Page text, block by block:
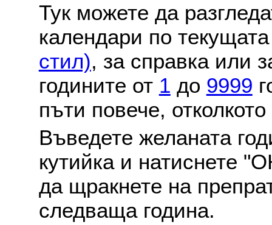
Тук можете да
календари по
стил), за справка или
годините от 1 до 9999
пъти повече,
Въведете желаната
кутийка и натиснете
да щракнете на
следваща година.